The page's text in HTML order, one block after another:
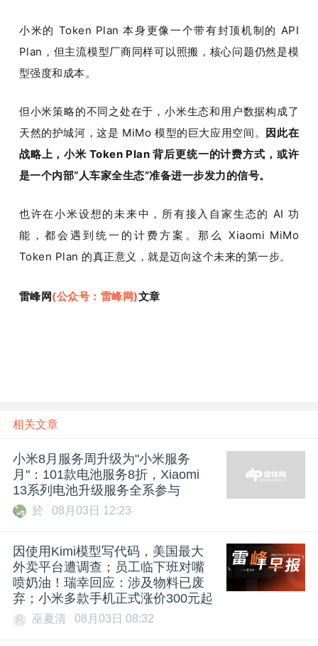
小米的 Token Plan 本身更像一个带有封顶机制的 API
Plan，但主流模型厂商同样可以照搬，核心问题仍然是模
型强度和成本。
但小米策略的不同之处在于，小米生态和用户数据构成了
天然的护城河，这是 MiMo 模型的巨大应用空间。
因此在
战略上，小米 Token Plan 背后更统一的计费方式，或许
是一个内部“人车家全生态”准备进一步发力的信号。
也许在小米设想的未来中，所有接入自家生态的 AI 功
能，都会遇到统一的计费方案。那么 Xiaomi MiMo
Token Plan 的真正意义，就是迈向这个未来的第一步。
雷峰网(公众号：雷峰网)文章
相关文章
小米8月服务周升级为"小米服务
月"：101款电池服务8折，Xiaomi
13系列电池升级服务全系参与
於 08月03日 12:23
因使用Kimi模型写代码，美国最大
外卖平台遭调查；员工临下班对嘴
喷奶油！瑞幸回应：涉及物料已废
弃；小米多款手机正式涨价300元起
巫夏清 08月03日 08:32